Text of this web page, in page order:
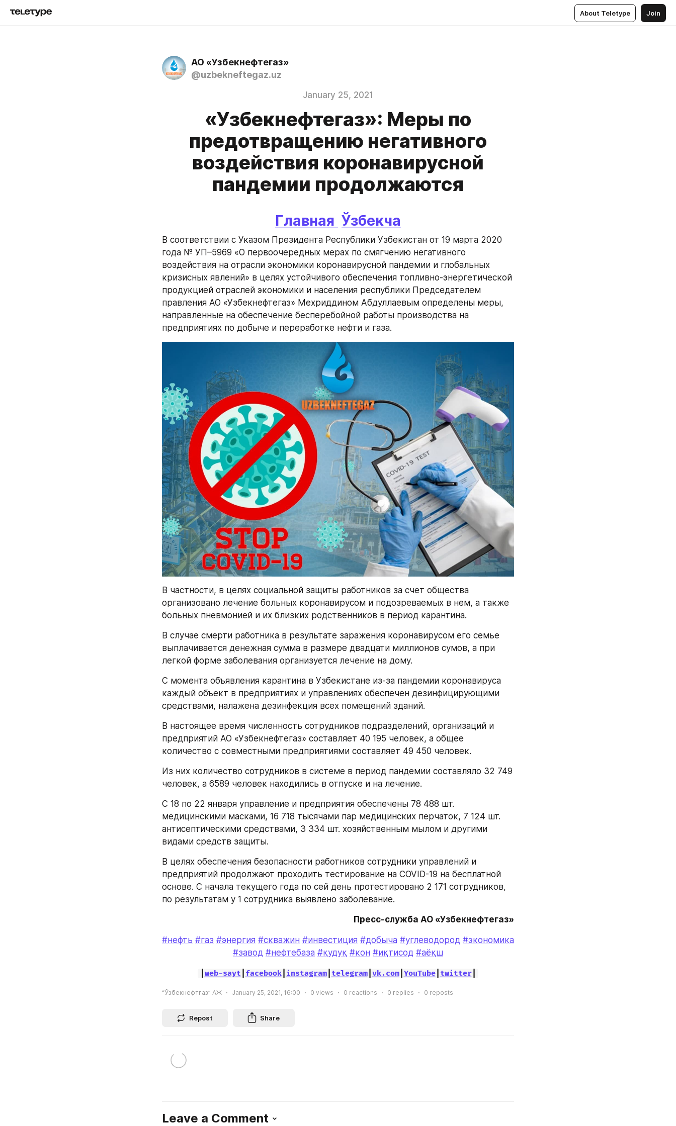
About Teletype Join
АО «Узбекнефтегаз»
@uzbekneftegaz.uz
January 25, 2021
«Узбекнефтегаз»: Меры по
предотвращению негативного
воздействия коронавирусной
пандемии продолжаются
Главная Ўзбекча
В соответствии с Указом Президента Республики Узбекистан от 19 марта 2020
года № УП–5969 «О первоочередных мерах по смягчению негативного
воздействия на отрасли экономики коронавирусной пандемии и глобальных
кризисных явлений» в целях устойчивого обеспечения топливно-энергетической
продукцией отраслей экономики и населения республики Председателем
правления АО «Узбекнефтегаз» Мехриддином Абдуллаевым определены меры,
направленные на обеспечение бесперебойной работы производства на
предприятиях по добыче и переработке нефти и газа.
В частности, в целях социальной защиты работников за счет общества
организовано лечение больных коронавирусом и подозреваемых в нем, а также
больных пневмонией и их близких родственников в период карантина.
В случае смерти работника в результате заражения коронавирусом его семье
выплачивается денежная сумма в размере двадцати миллионов сумов, а при
легкой форме заболевания организуется лечение на дому.
С момента объявления карантина в Узбекистане из-за пандемии коронавируса
каждый объект в предприятиях и управлениях обеспечен дезинфицирующими
средствами, налажена дезинфекция всех помещений зданий.
В настоящее время численность сотрудников подразделений, организаций и
предприятий АО «Узбекнефтегаз» составляет 40 195 человек, а общее
количество с совместными предприятиями составляет 49 450 человек.
Из них количество сотрудников в системе в период пандемии составляло 32 749
человек, а 6589 человек находились в отпуске и на лечение.
С 18 по 22 января управление и предприятия обеспечены 78 488 шт.
медицинскими масками, 16 718 тысячами пар медицинских перчаток, 7 124 шт.
антисептическими средствами, 3 334 шт. хозяйственным мылом и другими
видами средств защиты.
В целях обеспечения безопасности работников сотрудники управлений и
предприятий продолжают проходить тестирование на COVID-19 на бесплатной
основе. С начала текущего года по сей день протестировано 2 171 сотрудников,
по результатам у 1 сотрудника выявлено заболевание.
Пресс-служба АО «Узбекнефтегаз»
#нефть #газ #энергия #скважин #инвестиция #добыча #углеводород #экономика
#завод #нефтебаза #қудуқ #кон #иқтисод #аёқш
web-sayt facebook| instagram| telegram| vk.com| YouTube| twitter|
“Ўзбекнефтгаз” АЖ January 25, 2021, 16:00 0 views 0 reactions 0 replies 0 reposts
Repost Share
Leave a Comment